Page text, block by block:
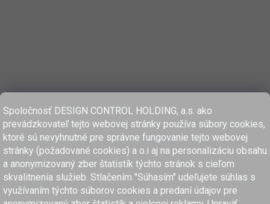
Spoločnosť DESIGN CONTROL HOLDING, a.s. ako
prevádzkovateľ tejto webovej stránky používa súbory cookies,
ktoré sú nevyhnutné pre správne fungovanie tejto webovej
stránky (požadované cookies) a o.i aj na personalizáciu obsahu
a anonymizovaný zber štatistík týchto stránok s cieľom
skvalitnenia služieb. Stlačením "Súhasím" udeľujete súhlas s
využívaním týchto súborov cookies a predaní údajov pre